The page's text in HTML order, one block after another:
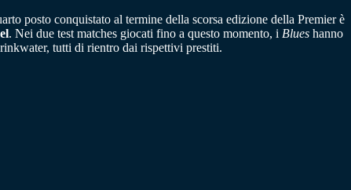
posto conquistato al termine della scorsa edizione della Premier è
. Nei due test matches giocati fino a questo momento, i Blues hanno
tutti di rientro dai rispettivi prestiti.